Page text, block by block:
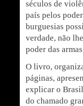
séculos de
país pelos
burguesias
verdade, não
poder das
O livro,
páginas,
explicar o
do chamado